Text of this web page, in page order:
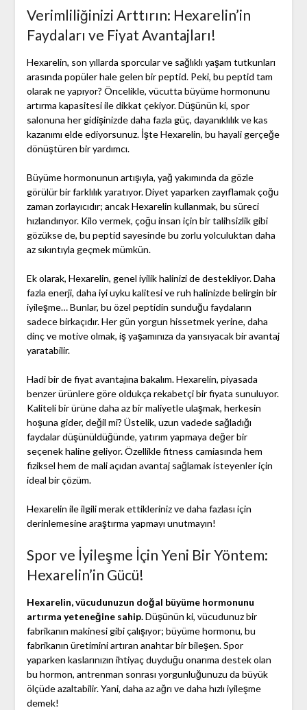
Verimliliğinizi Arttırın: Hexarelin’in
Faydaları ve Fiyat Avantajları!
Hexarelin, son yıllarda sporcular ve sağlıklı yaşam tutkunları
arasında popüler hale gelen bir peptid. Peki, bu peptid tam
olarak ne yapıyor? Öncelikle, vücutta büyüme hormonunu
artırma kapasitesi ile dikkat çekiyor. Düşünün ki, spor
salonuna her gidişinizde daha fazla güç, dayanıklılık ve kas
kazanımı elde ediyorsunuz. İşte Hexarelin, bu hayali gerçeğe
dönüştüren bir yardımcı.
Büyüme hormonunun artışıyla, yağ yakımında da gözle
görülür bir farklılık yaratıyor. Diyet yaparken zayıflamak çoğu
zaman zorlayıcıdır; ancak Hexarelin kullanmak, bu süreci
hızlandırıyor. Kilo vermek, çoğu insan için bir talihsizlik gibi
gözükse de, bu peptid sayesinde bu zorlu yolculuktan daha
az sıkıntıyla geçmek mümkün.
Ek olarak, Hexarelin, genel iyilik halinizi de destekliyor. Daha
fazla enerji, daha iyi uyku kalitesi ve ruh halinizde belirgin bir
iyileşme… Bunlar, bu özel peptidin sunduğu faydaların
sadece birkaçıdır. Her gün yorgun hissetmek yerine, daha
dinç ve motive olmak, iş yaşamınıza da yansıyacak bir avantaj
yaratabilir.
Hadi bir de fiyat avantajına bakalım. Hexarelin, piyasada
benzer ürünlere göre oldukça rekabetçi bir fiyata sunuluyor.
Kaliteli bir ürüne daha az bir maliyetle ulaşmak, herkesin
hoşuna gider, değil mi? Üstelik, uzun vadede sağladığı
faydalar düşünüldüğünde, yatırım yapmaya değer bir
seçenek haline geliyor. Özellikle fitness camiasında hem
fiziksel hem de mali açıdan avantaj sağlamak isteyenler için
ideal bir çözüm.
Hexarelin ile ilgili merak ettikleriniz ve daha fazlası için
derinlemesine araştırma yapmayı unutmayın!
Spor ve İyileşme İçin Yeni Bir Yöntem:
Hexarelin’in Gücü!
Hexarelin, vücudunuzun doğal büyüme hormonunu
artırma yeteneğine sahip.Düşünün ki, vücudunuz bir
fabrikanın makinesi gibi çalışıyor; büyüme hormonu, bu
fabrikanın üretimini artıran anahtar bir bileşen. Spor
yaparken kaslarınızın ihtiyaç duyduğu onarıma destek olan
bu hormon, antrenman sonrası yorgunluğunuzu da büyük
ölçüde azaltabilir. Yani, daha az ağrı ve daha hızlı iyileşme
demek!